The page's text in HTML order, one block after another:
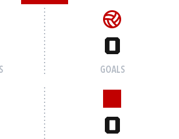
0
GOALS
0